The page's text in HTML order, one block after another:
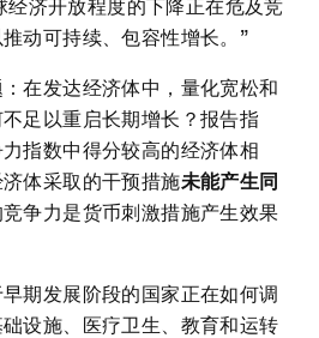
济开放程度的下降正在危及竞
动可持续、包容性增长。”
在发达经济体中，量化宽松和
足以重启长期增长？报告指
指数中得分较高的经济体相
体采取的干预措施未能产生同
竞争力是货币刺激措施产生效果
期发展阶段的国家正在如何调
设施、医疗卫生、教育和运转